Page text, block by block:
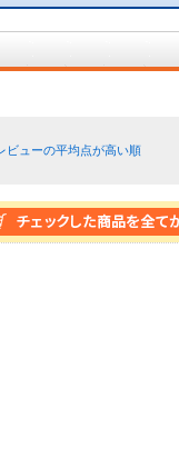
ビューの平均点が高い順